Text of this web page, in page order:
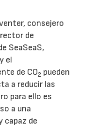
consejero
de
SeaSeaS,
el
de CO2 pueden
a reducir las
para ello es
a una
de